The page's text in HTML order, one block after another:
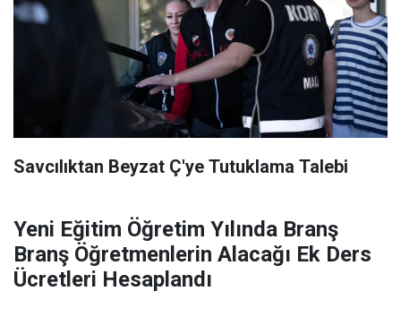
Savcılıktan Beyzat Ç'ye Tutuklama Talebi
Yeni Eğitim Öğretim Yılında Branş
Branş Öğretmenlerin Alacağı Ek Ders
Ücretleri Hesaplandı